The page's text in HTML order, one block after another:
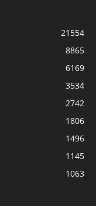
21554
8865
6169
3534
2742
1806
1496
1145
1063